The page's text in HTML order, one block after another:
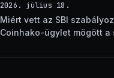
2026. július 18.
Miért vett az SBI
Coinhako-ügylet mögött